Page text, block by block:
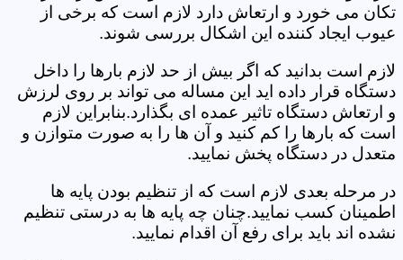
تکان می خورد و ارتعاش دارد لازم است که برخی از
عیوب ایجاد کننده این اشکال بررسی شوند.
لازم است بدانید که اگر بیش از حد لازم بارها را داخل
دستگاه قرار داده اید این مساله می تواند بر روی لرزش
و ارتعاش دستگاه تاثیر عمده ای بگذارد.بنابراین لازم
است که بارها را کم کنید و آن ها را به صورت متوازن و
متعدل در دستگاه پخش نمایید.
در مرحله بعدی لازم است که از تنظیم بودن پایه ها
اطمینان کسب نمایید.چنان چه پایه ها به درستی تنظیم
نشده اند باید برای رفع آن اقدام نمایید.